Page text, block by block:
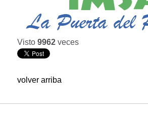
Visto 9962 veces
volver arriba